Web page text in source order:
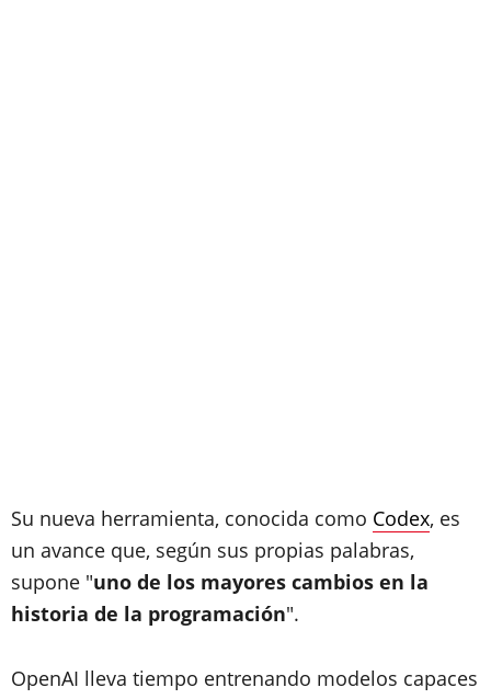
Su nueva herramienta, conocida como Codex, es
un avance que, según sus propias palabras,
supone "uno de los mayores cambios en la
historia de la programación".
OpenAI lleva tiempo entrenando modelos capaces